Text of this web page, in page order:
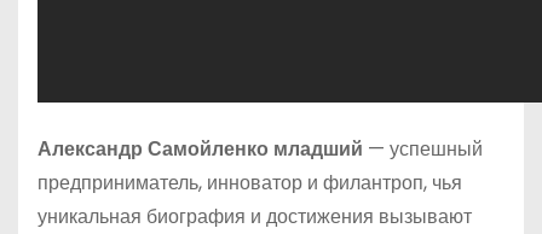
Александр Самойленко младший — успешный
предприниматель, инноватор и филантроп, чья
уникальная биография и достижения вызывают